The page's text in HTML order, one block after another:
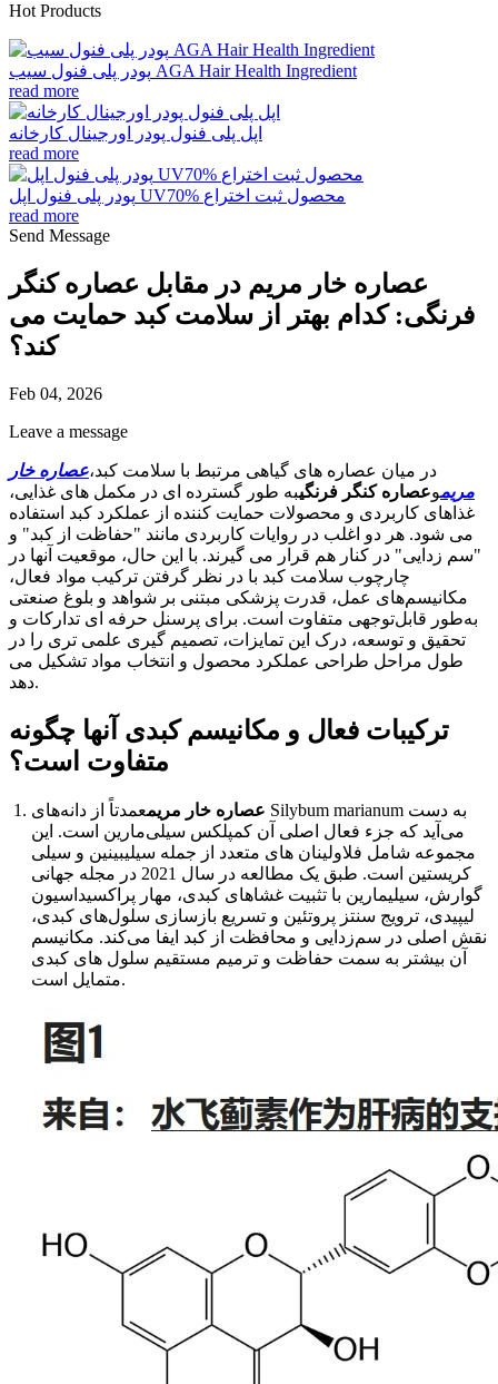
Hot Products
پودر پلی فنول سیب AGA Hair Health Ingredient
read more
اپل پلی فنول پودر اورجینال کارخانه
read more
پودر پلی فنول اپل UV70% محصول ثبت اختراع
read more
Send Message
عصاره خار مریم در مقابل عصاره کنگر
فرنگی: کدام بهتر از سلامت کبد حمایت می
کند؟
Feb 04, 2026
Leave a message
در میان عصاره های گیاهی مرتبط با سلامت کبد،عصاره خار
مریموعصاره کنگر فرنگیبه طور گسترده ای در مکمل های غذایی،
غذاهای کاربردی و محصولات حمایت کننده از عملکرد کبد استفاده
می شود. هر دو اغلب در روایات کاربردی مانند "حفاظت از کبد" و
"سم زدایی" در کنار هم قرار می گیرند. با این حال، موقعیت آنها در
چارچوب سلامت کبد با در نظر گرفتن ترکیب مواد فعال،
مکانیسم‌های عمل، قدرت پزشکی مبتنی بر شواهد و بلوغ صنعتی
به‌طور قابل‌توجهی متفاوت است. برای پرسنل حرفه ای تدارکات و
تحقیق و توسعه، درک این تمایزات، تصمیم گیری علمی تری را در
طول مراحل طراحی عملکرد محصول و انتخاب مواد تشکیل می
دهد.
ترکیبات فعال و مکانیسم کبدی آنها چگونه
متفاوت است؟
عصاره خار مریمعمدتاً از دانه‌های Silybum marianum به دست
می‌آید که جزء فعال اصلی آن کمپلکس سیلی‌مارین است. این
مجموعه شامل فلاولینان های متعدد از جمله سیلیبینین و سیلی
کریستین است. طبق یک مطالعه در سال 2021 در مجله جهانی
گوارش، سیلیمارین با تثبیت غشاهای کبدی، مهار پراکسیداسیون
لیپیدی، ترویج سنتز پروتئین و تسریع بازسازی سلول‌های کبدی،
نقش اصلی در سم‌زدایی و محافظت از کبد ایفا می‌کند. مکانیسم
آن بیشتر به سمت حفاظت و ترمیم مستقیم سلول های کبدی
متمایل است.